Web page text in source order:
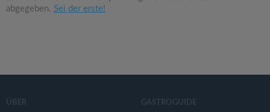
abgegeben. Sei der erste!
ÜBER GASTROGUIDE